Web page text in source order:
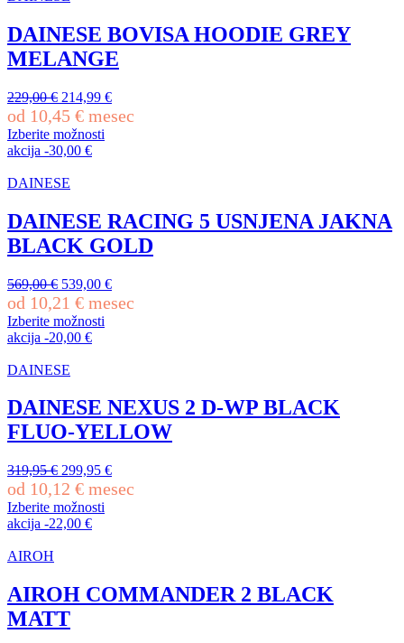
različic.
Možnosti
lahko
na
strani
izdelka
DAINESE BOVISA HOODIE GREY
MELANGE
229,00€ Izvirna
cena
je
bila:
229,00 €.
214,99 €Trenutna
cena
od 10,45 € mesec
Izberite možnosti
Ta
ima
različic.
Možnosti
lahko
na
strani
izdelka
akcija -30,00 €
DAINESE
DAINESE RACING 5 USNJENA JAKNA
BLACK GOLD
569,00€ Izvirna
cena
je
bila:
569,00 €.
539,00 €Trenutna
cena
od 10,21 € mesec
Izberite možnosti
Ta
ima
različic.
Možnosti
lahko
na
strani
izdelka
akcija -20,00 €
DAINESE
DAINESE NEXUS 2 D-WP BLACK
FLUO-YELLOW
319,95€ Izvirna
cena
je
bila:
319,95 €.
299,95 €Trenutna
cena
od 10,12 € mesec
Izberite možnosti
Ta
ima
različic.
Možnosti
lahko
akcija -22,00 €
AIROH
AIROH COMMANDER 2 BLACK
MATT